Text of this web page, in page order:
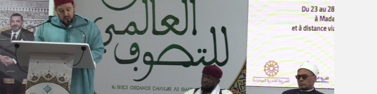
ا
إ
ل
ك
ت
و
ن